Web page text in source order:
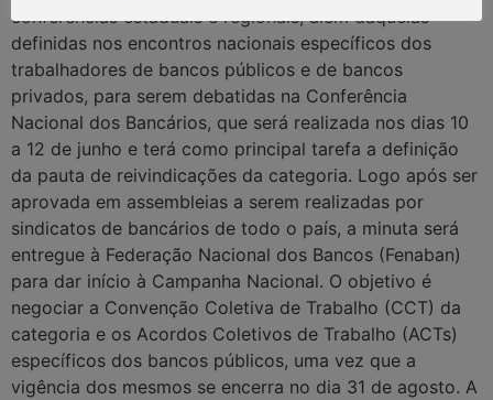
conferências estaduais e regionais, além daquelas
definidas nos encontros nacionais específicos dos
trabalhadores de bancos públicos e de bancos
privados, para serem debatidas na Conferência
Nacional dos Bancários, que será realizada nos dias 10
a 12 de junho e terá como principal tarefa a definição
da pauta de reivindicações da categoria. Logo após ser
aprovada em assembleias a serem realizadas por
sindicatos de bancários de todo o país, a minuta será
entregue à Federação Nacional dos Bancos (Fenaban)
para dar início à Campanha Nacional. O objetivo é
negociar a Convenção Coletiva de Trabalho (CCT) da
categoria e os Acordos Coletivos de Trabalho (ACTs)
específicos dos bancos públicos, uma vez que a
vigência dos mesmos se encerra no dia 31 de agosto. A